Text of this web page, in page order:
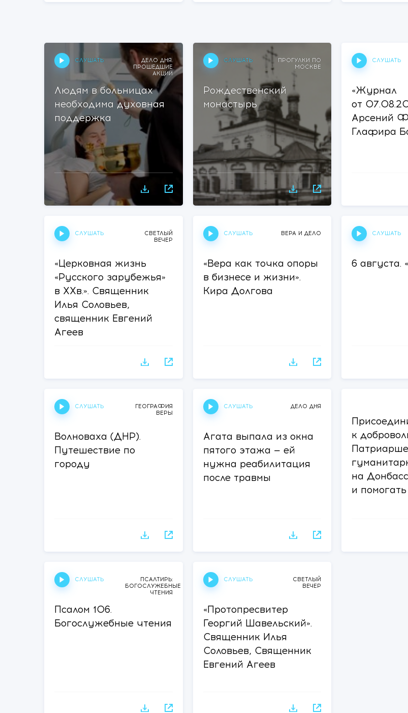
СЛУШАТЬ
ДЕЛО ДНЯ.
ПРОШЕДШИЕ
АКЦИИ
Людям в больницах
необходима духовная
поддержка
СЛУШАТЬ
ПРОГУЛКИ ПО
МОСКВЕ
Рождественский
монастырь
СЛУШАТЬ
«Журнал
от
Арсений
Глафира
СЛУШАТЬ
СВЕТЛЫЙ
ВЕЧЕР
«Церковная жизнь
«Русского зарубежья»
в ХХв.». Священник
Илья Соловьев,
священник Евгений
Агеев
СЛУШАТЬ ВЕРА И ДЕЛО
«Вера как точка опоры
в бизнесе и жизни».
Кира Долгова
СЛУШАТЬ
6 августа.
СЛУШАТЬ
ГЕОГРАФИЯ
ВЕРЫ
Волноваха (ДНР).
Путешествие по
городу
СЛУШАТЬ ДЕЛО ДНЯ
Агата выпала из окна
пятого этажа — ей
нужна реабилитация
после травмы
к
на
и
СЛУШАТЬ
ПСАЛТИРЬ:
БОГОСЛУЖЕБНЫЕ
ЧТЕНИЯ
Псалом 106.
Богослужебные чтения
СЛУШАТЬ
СВЕТЛЫЙ
ВЕЧЕР
«Протопресвитер
Георгий Шавельский».
Священник Илья
Соловьев, Священник
Евгений Агеев